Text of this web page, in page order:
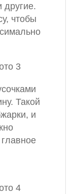
другие.
чтобы
Такой
и